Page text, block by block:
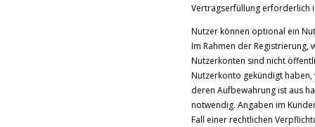
Vertragserfüllung erforderlich
Nutzer können optional ein
Im Rahmen der
Nutzerkonten sind nicht
Nutzerkonto gekündigt
deren Aufbewahrung ist aus
notwendig. Angaben im
Fall einer rechtlichen